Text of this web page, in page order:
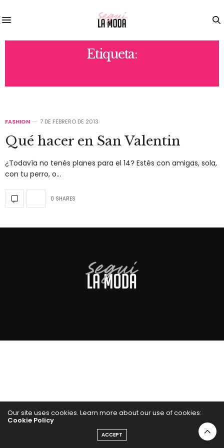
Etiqueta:
FASHION 7 DE FEBRERO DE 2013
Qué hacer en San Valentin
¿Todavía no tenés planes para el 14? Estés con amigas, sola,
con tu perro, o…
0 SHARES
Our site uses cookies. Learn more about our use of cookies:
Cookie Policy
ACCEPT